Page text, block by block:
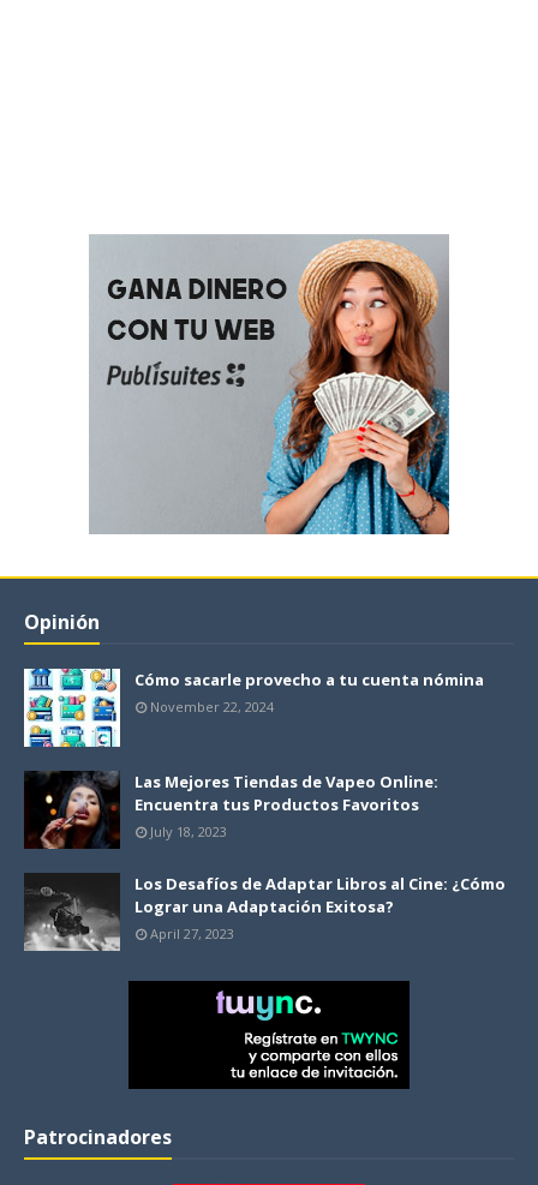
Opinión
Cómo sacarle provecho a tu cuenta nómina
November 22, 2024
Las Mejores Tiendas de Vapeo Online:
Encuentra tus Productos Favoritos
July 18, 2023
Los Desafíos de Adaptar Libros al Cine: ¿Cómo
Lograr una Adaptación Exitosa?
April 27, 2023
Patrocinadores